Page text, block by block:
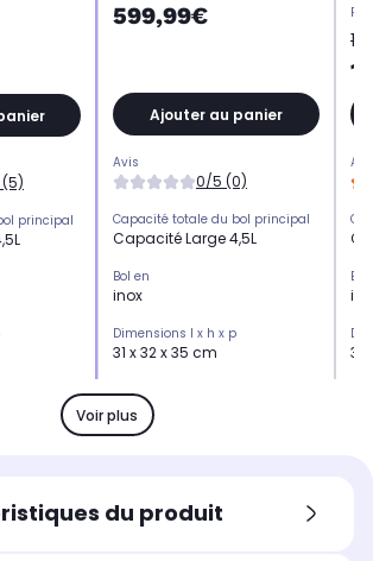
principal
599,99€
Ajouter au panier
Avis
0/5 (0)
Capacité totale du bol principal
Capacité Large 4,5L
Bol en
inox
Dimensions l x h x p
31 x 32 x 35 cm
Poids
8,00 Kg
Robot connecté
Non
Bol
Voir plus
du produit